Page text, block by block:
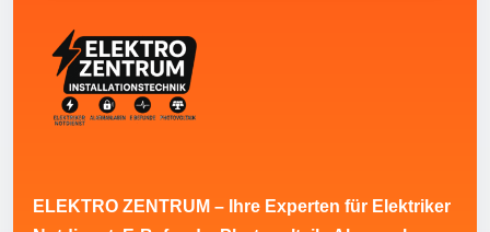
ELEKTRO ZENTRUM – Ihre Experten für Elektriker